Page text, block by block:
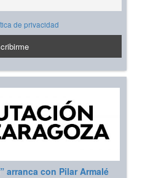
de privacidad
arranca con Pilar Armalé